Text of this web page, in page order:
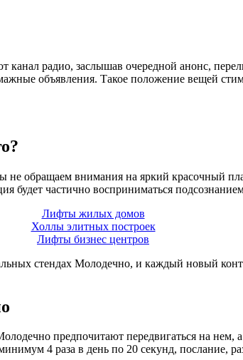
радио, заслышав очередной анонс,
объявления. Такое положение вещей
не обращаем внимания на яркий красочный
будет частично восприниматься
Лифты жилых домов
Холлы элитных построек
Лифты бизнес центров
стендах Молодечно, и каждый новый
предпочитают передвигаться на
4 раза в день по 20 секунд, послание,